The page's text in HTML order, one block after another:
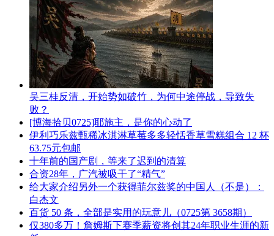
吴三桂反清，开始势如破竹，为何中途停战，导致失
败？
[博海拾贝0725]耶施主，是你的心动了
伊利巧乐兹甄稀冰淇淋草莓多多轻恬香草雪糕组合 12 杯
63.75元包邮
十年前的国产剧，等来了迟到的清算
合资28年，广汽被吸干了“精气”
给大家介绍另外一个获得菲尔兹奖的中国人（不是）：
白杰文
百货 50 条，全部是实用的玩意儿（0725第 3658期）
仅380多万！詹姆斯下赛季薪资将创其24年职业生涯的新